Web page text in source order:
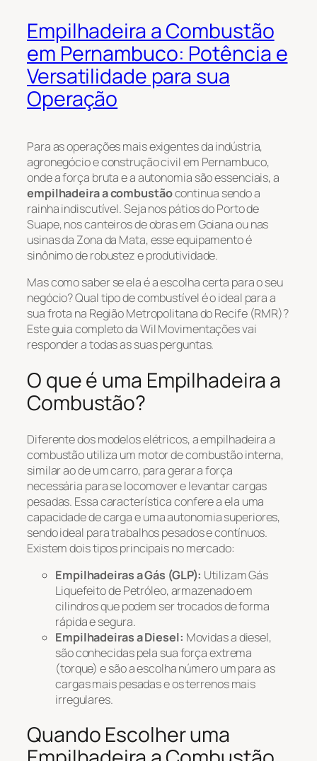
Empilhadeira a Combustão
em Pernambuco: Potência e
Versatilidade para sua
Operação
Para as operações mais exigentes da indústria,
agronegócio e construção civil em Pernambuco,
onde a força bruta e a autonomia são essenciais, a
empilhadeira a combustãocontinua sendo a
rainha indiscutível. Seja nos pátios do Porto de
Suape, nos canteiros de obras em Goiana ou nas
usinas da Zona da Mata, esse equipamento é
sinônimo de robustez e produtividade.
Mas como saber se ela é a escolha certa para o seu
negócio? Qual tipo de combustível é o ideal para a
sua frota na Região Metropolitana do Recife (RMR)?
Este guia completo da Wil Movimentações vai
responder a todas as suas perguntas.
O que é uma Empilhadeira a
Combustão?
Diferente dos modelos elétricos, a empilhadeira a
combustão utiliza um motor de combustão interna,
similar ao de um carro, para gerar a força
necessária para se locomover e levantar cargas
pesadas. Essa característica confere a ela uma
capacidade de carga e uma autonomia superiores,
sendo ideal para trabalhos pesados e contínuos.
Existem dois tipos principais no mercado:
Empilhadeiras a Gás (GLP): Utilizam Gás
Liquefeito de Petróleo, armazenado em
cilindros que podem ser trocados de forma
rápida e segura.
Empilhadeiras a Diesel: Movidas a diesel,
são conhecidas pela sua força extrema
(torque) e são a escolha número um para as
cargas mais pesadas e os terrenos mais
irregulares.
Quando Escolher uma